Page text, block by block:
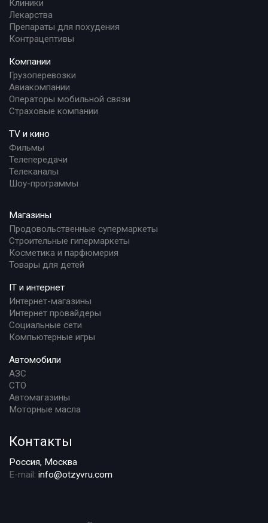
Клиники
Лекарства
Препараты для похудения
Контрацептивы
Компании
Грузоперевозки
Авиакомпании
Операторы мобильной связи
Страховые компании
TV и кино
Фильмы
Телепередачи
Телеканалы
Шоу-программы
Магазины
Продовольственные супермаркеты
Строительные гипермаркеты
Косметика и парфюмерия
Товары для детей
IT и интернет
Интернет-магазины
Интернет провайдеры
Социальные сети
Компьютерные игры
Автомобили
АЗС
СТО
Автомагазины
Моторные масла
Контакты
Россия, Москва
E-mail: info@otzyvru.com